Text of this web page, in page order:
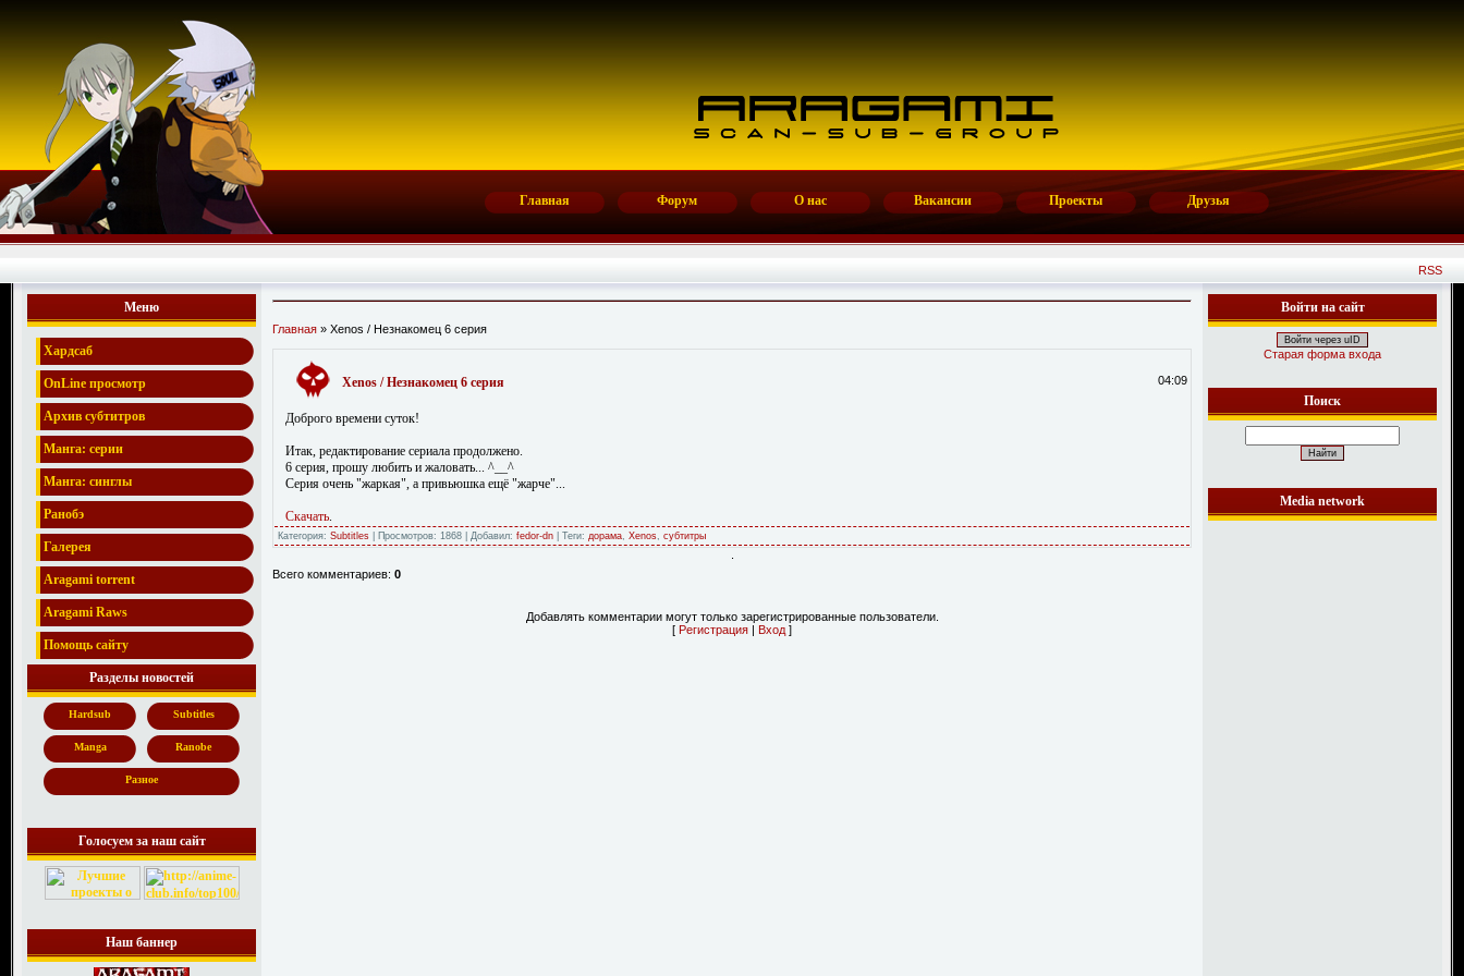
Главная Форум О нас Вакансии Проекты Друзья
RSS
Меню
Хардсаб
OnLine просмотр
Архив субтитров
Манга: серии
Манга: синглы
Ранобэ
Галерея
Aragami torrent
Aragami Raws
Помощь сайту
Разделы новостей
Hardsub Subtitles
Manga Ranobe
Разное
Голосуем за наш сайт
Наш баннер
Главная » Xenos / Незнакомец 6 серия
Xenos / Незнакомец 6 серия 04:09
Доброго времени суток!
Итак, редактирование сериала продолжено.
6 серия, прошу любить и жаловать... ^__^
Серия очень "жаркая", а привьюшка ещё "жарче"...
Скачать
Категория: Subtitles | Просмотров: 1868 | Добавил: fedor-dn | Теги: дорама Xenos субтитры
Всего комментариев: 0
Добавлять комментарии могут только зарегистрированные пользователи.
[ Регистрация | Вход ]
Войти на сайт
Войти через uID
Старая форма входа
Поиск
Media network